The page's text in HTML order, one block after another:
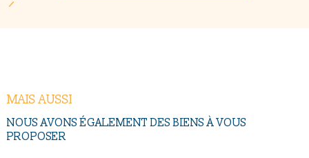
MAIS AUSSI
NOUS AVONS ÉGALEMENT DES BIENS À VOUS
PROPOSER